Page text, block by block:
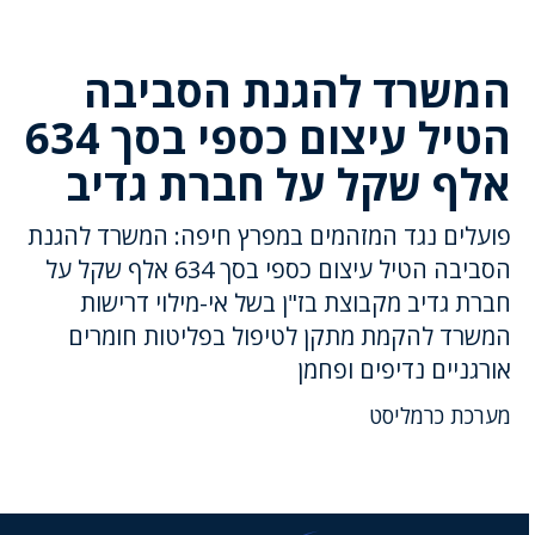
המשרד להגנת הסביבה
הטיל עיצום כספי בסך 634
אלף שקל על חברת גדיב
פועלים נגד המזהמים במפרץ חיפה: המשרד להגנת
הסביבה הטיל עיצום כספי בסך 634 אלף שקל על
חברת גדיב מקבוצת בז"ן בשל אי-מילוי דרישות
המשרד להקמת מתקן לטיפול בפליטות חומרים
אורגניים נדיפים ופחמן
מערכת כרמליסט